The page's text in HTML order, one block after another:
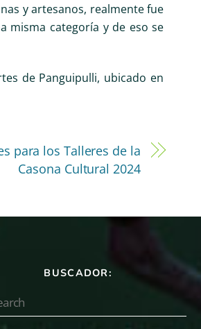
y artesanos, realmente fue
misma categoría y de eso se
de Panguipulli, ubicado en
para los Talleres de la
Casona Cultural 2024
BUSCADOR: